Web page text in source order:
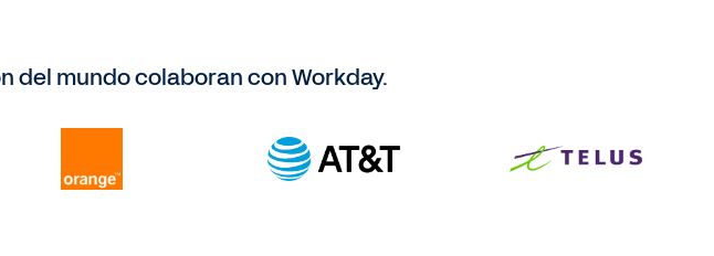
del mundo colaboran con Workday.